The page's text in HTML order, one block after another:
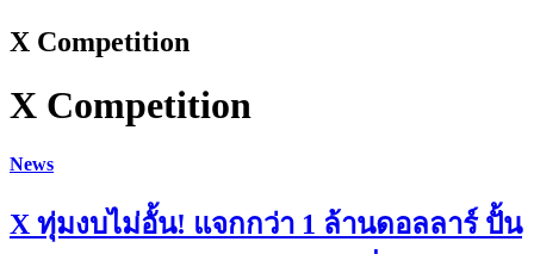
X Competition
X Competition
News
X ทุ่มงบไม่อั้น! แจกกว่า 1 ล้านดอลลาร์ ปั้น